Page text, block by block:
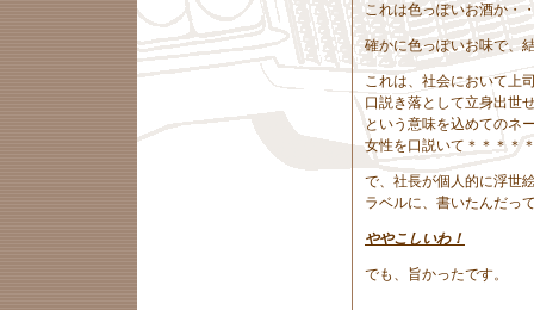
これは色っぽいお酒か・
確かに色っぽいお味で、
これは、社会において上
口説き落として立身出世
という意味を込めてのネ
女性を口説いて＊＊＊＊
で、社長が個人的に浮世
ラベルに、書いたんだっ
ややこしいわ！
でも、旨かったです。